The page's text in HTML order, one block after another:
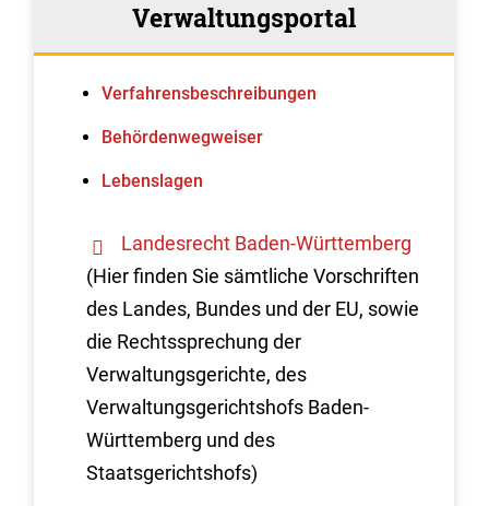
Verwaltungsportal
Verfahrens­beschreibungen
Behördenwegweiser
Lebenslagen
Landesrecht Baden-Württemberg
(Hier finden Sie sämtliche Vorschriften
des Landes, Bundes und der EU, sowie
die Rechtssprechung der
Verwaltungsgerichte, des
Verwaltungsgerichtshofs Baden-
Württemberg und des
Staatsgerichtshofs)